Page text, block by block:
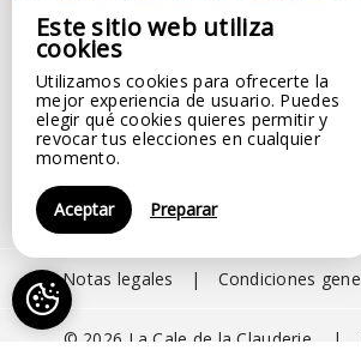
Este sitio web utiliza
cookies
Utilizamos cookies para ofrecerte la
mejor experiencia de usuario. Puedes
elegir qué cookies quieres permitir y
revocar tus elecciones en cualquier
momento.
Aceptar Preparar
La Cale de la
19 Rue Saint-Martin,
37420 RIGNY USSE -
+33 7 69 67 63 66
Ponerse en contacto por
Notas legales | Condiciones
© 2026 La Cale de la Clauderie |